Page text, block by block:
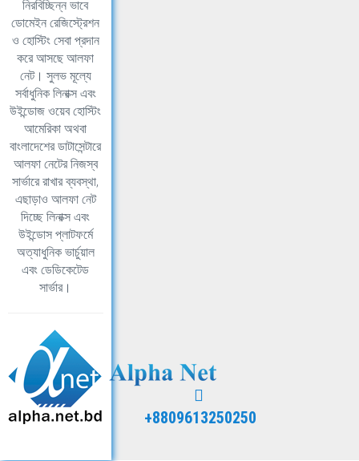
নিরবিচ্ছিন্ন ভাবে
ডোমেইন রেজিস্ট্রেশন
ও হোস্টিং সেবা প্রদান
করে আসছে আলফা
নেট। সুলভ মূল্যে
সর্বাধুনিক লিনাক্স এবং
উইন্ডোজ ওয়েব হোস্টিং
আমেরিকা অথবা
বাংলাদেশের ডাটাসেন্টারে
আলফা নেটের নিজস্ব
সার্ভারে রাখার ব্যবস্থা,
এছাড়াও আলফা নেট
দিচ্ছে লিনাক্স এবং
উইন্ডোস প্লাটফর্মে
অত্যাধুনিক ভার্চুয়াল
এবং ডেডিকেটেড
সার্ভার।
+8809613250250